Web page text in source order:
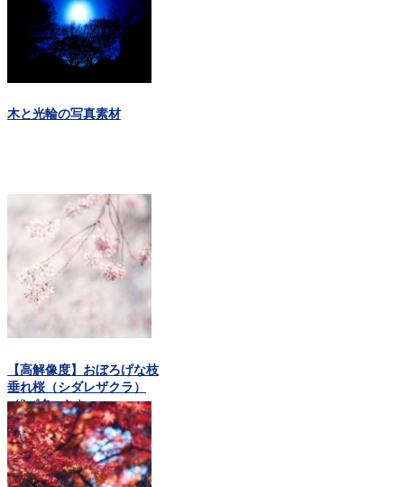
木と光輪の写真素材
【高解像度】おぼろげな枝
垂れ桜（シダレザクラ）
（3パターン）